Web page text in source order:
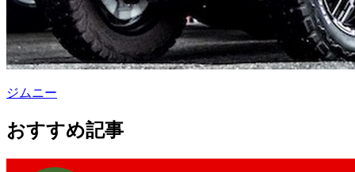
ジムニー
おすすめ記事